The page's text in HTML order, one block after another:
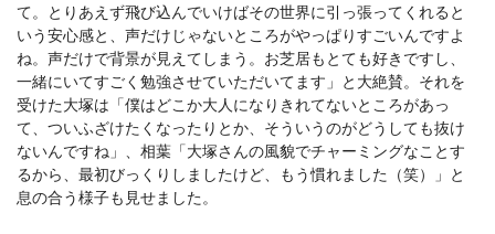
て。とりあえず⾶び込んでいけばその世界に引っ張ってくれると
いう安⼼感と、声だけじゃないところがやっぱりすごいんですよ
ね。声だけで背景が⾒えてしまう。お芝居もとても好きですし、
⼀緒にいてすごく勉強させていただいてます」と⼤絶賛。それを
受けた⼤塚は「僕はどこか⼤⼈になりきれてないところがあっ
て、ついふざけたくなったりとか、そういうのがどうしても抜け
ないんですね」、相葉「⼤塚さんの⾵貌でチャーミングなことす
るから、最初びっくりしましたけど、もう慣れました（笑）」と
息の合う様⼦も⾒せました。